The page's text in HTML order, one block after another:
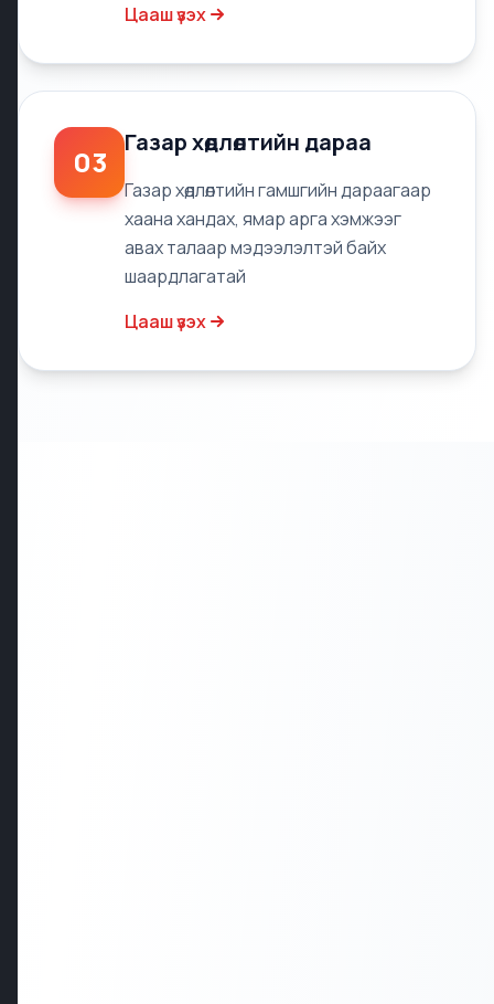
Цааш үзэх
03
Газар хөдлөлтийн дараа
Газар хөдлөлтийн гамшгийн дараагаар
хаана хандах, ямар арга хэмжээг
авах талаар мэдээлэлтэй байх
шаардлагатай
Цааш үзэх